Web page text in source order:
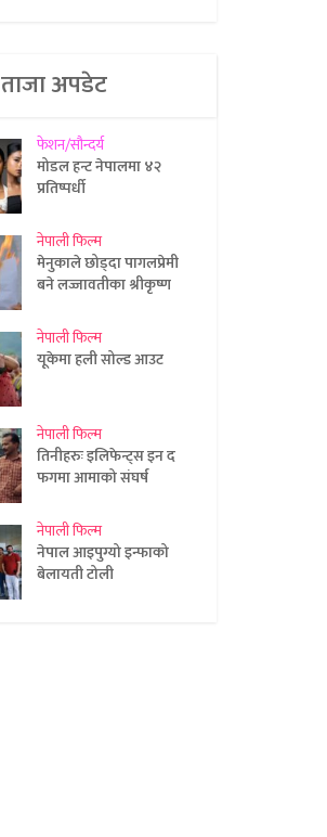
ताजा अपडेट
फेशन/सौन्दर्य
मोडल हन्ट नेपालमा ४२
प्रतिष्पर्धी
नेपाली फिल्म
मेनुकाले छोड्दा पागलप्रेमी
बने लज्जावतीका श्रीकृष्ण
नेपाली फिल्म
यूकेमा हली सोल्ड आउट
नेपाली फिल्म
तिनीहरुः इलिफेन्ट्स इन द
फगमा आमाको संघर्ष
नेपाली फिल्म
नेपाल आइपुग्यो इन्फाको
बेलायती टोली